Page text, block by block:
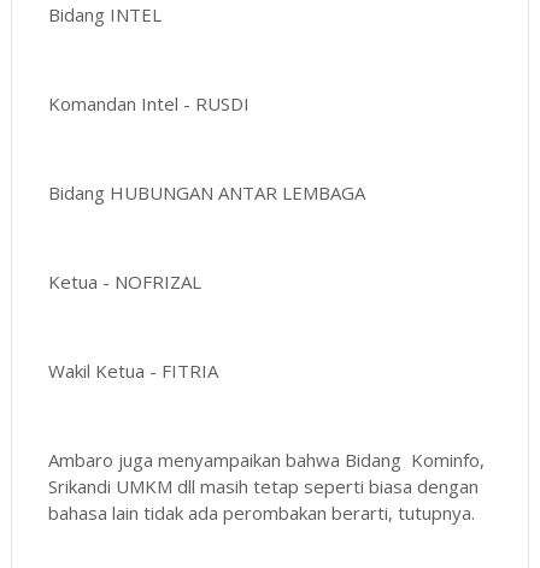
Bidang INTEL
Komandan Intel - RUSDI
Bidang HUBUNGAN ANTAR LEMBAGA
Ketua - NOFRIZAL
Wakil Ketua - FITRIA
Ambaro juga menyampaikan bahwa Bidang Kominfo,
Srikandi UMKM dll masih tetap seperti biasa dengan
bahasa lain tidak ada perombakan berarti, tutupnya.